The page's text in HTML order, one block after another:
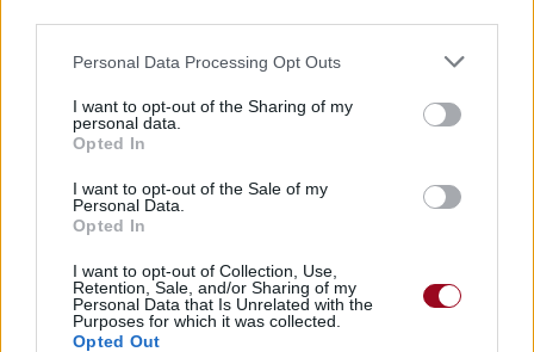
Personal Data Processing Opt Outs
I want to opt-out of the Sharing of my
personal data.
Opted In
I want to opt-out of the Sale of my
Personal Data.
Opted In
I want to opt-out of Collection, Use,
Retention, Sale, and/or Sharing of my
Personal Data that Is Unrelated with the
Purposes for which it was collected.
Opted Out
Let it out, let it out
Let it out, let it out
Laisse sortir, laisse sortir
Laisse sortir, laisse sortir
Pas tout, juste un peu
Laisse sortir, laisse sortir
Laisse sortir, laisse sortir